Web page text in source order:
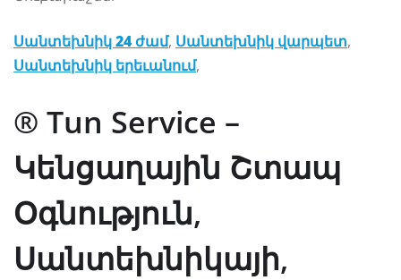
Սանտեխնիկ24 ժամ, Սանտեխնիկ վարպետ,
Սանտեխնիկ երեւանում,
® Tun Service –
Կենցաղային Շտապ
Օգնություն,
Սանտեխնիկայի,